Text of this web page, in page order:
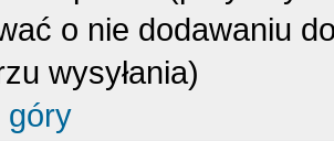
o nie dodawaniu
wysyłania)
góry